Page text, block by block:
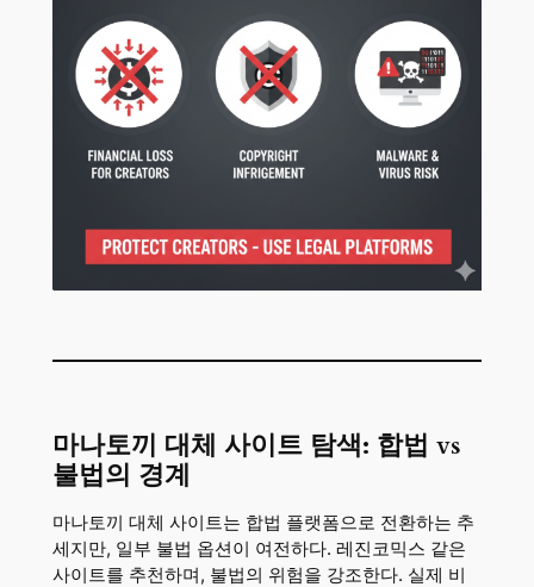
마나토끼 대체 사이트 탐색: 합법 vs
불법의 경계
마나토끼 대체 사이트는 합법 플랫폼으로 전환하는 추
세지만, 일부 불법 옵션이 여전하다. 레진코믹스 같은
사이트를 추천하며, 불법의 위험을 강조한다. 실제 비